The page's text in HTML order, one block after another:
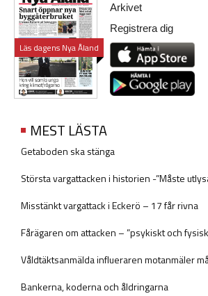
Läs dagens Nya Åland
Arkivet
Registrera dig
MEST LÄSTA
Getaboden ska stänga
Största vargattacken i historien -”Måste
Misstänkt vargattack i Eckerö – 17 får rivna
Fårägaren om attacken – ”psykiskt och
Våldtäktsanmälda influeraren motanmäler
Bankerna, koderna och åldringarna